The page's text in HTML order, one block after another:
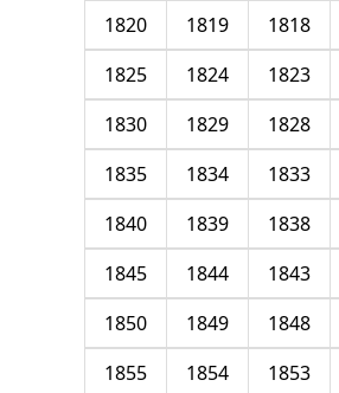
1818
1819
1820
1823
1824
1825
1828
1829
1830
1833
1834
1835
1838
1839
1840
1843
1844
1845
1848
1849
1850
1853
1854
1855